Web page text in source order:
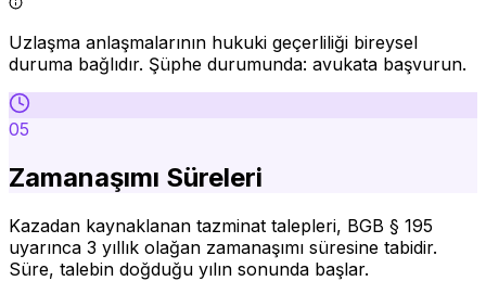
Uzlaşma anlaşmalarının hukuki geçerliliği bireysel
duruma bağlıdır. Şüphe durumunda: avukata başvurun.
05
Zamanaşımı Süreleri
Kazadan kaynaklanan tazminat talepleri, BGB § 195
uyarınca 3 yıllık olağan zamanaşımı süresine tabidir.
Süre, talebin doğduğu yılın sonunda başlar.